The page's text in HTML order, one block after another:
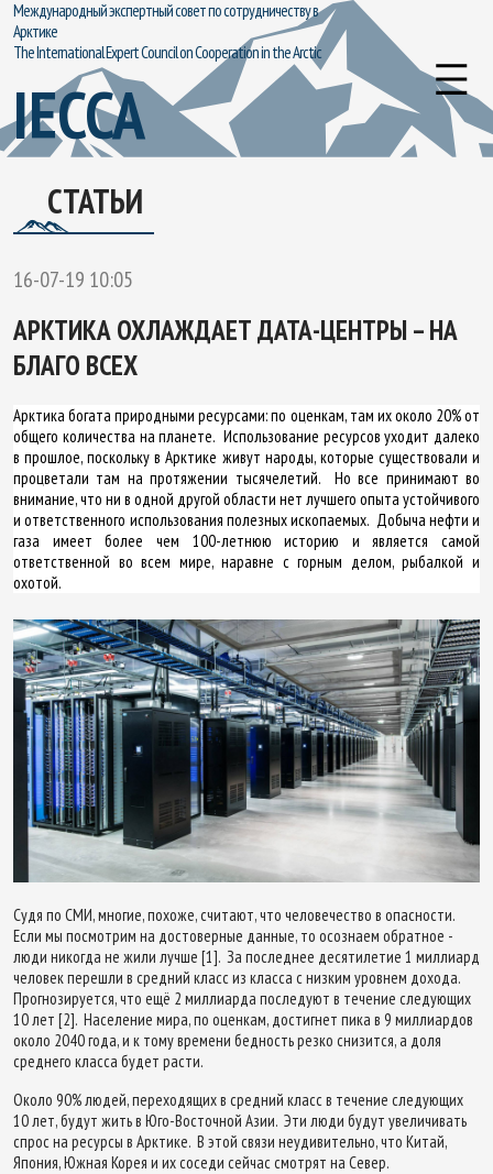
Международный экспертный совет по сотрудничеству в
Арктике
The International Expert Council on Cooperation in the Arctic
IECCA
СТАТЬИ
16-07-19 10:05
АРКТИКА ОХЛАЖДАЕТ ДАТА-ЦЕНТРЫ – НА
БЛАГО ВСЕХ
Арктика богата природными ресурсами: по оценкам, там их около 20% от
общего количества на планете. Использование ресурсов уходит далеко
в прошлое, поскольку в Арктике живут народы, которые существовали и
процветали там на протяжении тысячелетий. Но все принимают во
внимание, что ни в одной другой области нет лучшего опыта устойчивого
и ответственного использования полезных ископаемых. Добыча нефти и
газа имеет более чем 100-летнюю историю и является самой
ответственной во всем мире, наравне с горным делом, рыбалкой и
охотой.
Судя по СМИ, многие, похоже, считают, что человечество в опасности.
Если мы посмотрим на достоверные данные, то осознаем обратное -
люди никогда не жили лучше [1]. За последнее десятилетие 1 миллиард
человек перешли в средний класс из класса с низким уровнем дохода.
Прогнозируется, что ещё 2 миллиарда последуют в течение следующих
10 лет [2]. Население мира, по оценкам, достигнет пика в 9 миллиардов
около 2040 года, и к тому времени бедность резко снизится, а доля
среднего класса будет расти.
Около 90% людей, переходящих в средний класс в течение следующих
10 лет, будут жить в Юго-Восточной Азии. Эти люди будут увеличивать
спрос на ресурсы в Арктике. В этой связи неудивительно, что Китай,
Япония, Южная Корея и их соседи сейчас смотрят на Север.